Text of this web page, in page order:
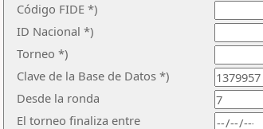
Código FIDE *)
ID Nacional *)
Torneo *)
Clave de la Base de Datos *)
Desde la ronda
El torneo finaliza entre